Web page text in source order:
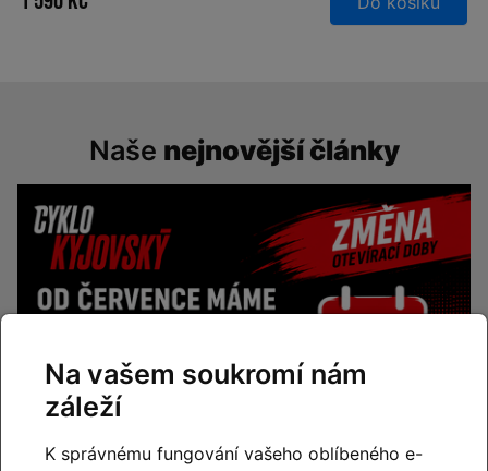
Naše nejnovější články
Na vašem soukromí nám
záleží
K správnému fungování vašeho oblíbeného e-